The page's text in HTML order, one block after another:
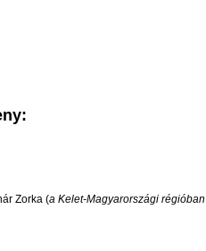
Zorka (a Kelet-Magyarországi